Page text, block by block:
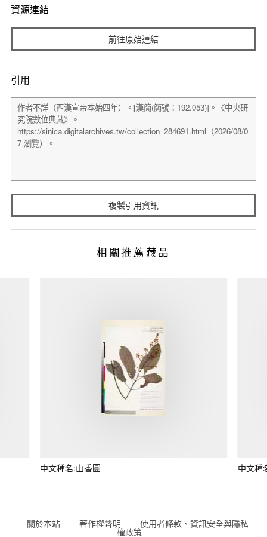
資源連結
前往原始連結
引用
複製引用資訊
相關推薦藏品
中文種名:山香圓 中文種
關於本站 著作權聲明 使用者條款、資訊安全與隱私
權政策